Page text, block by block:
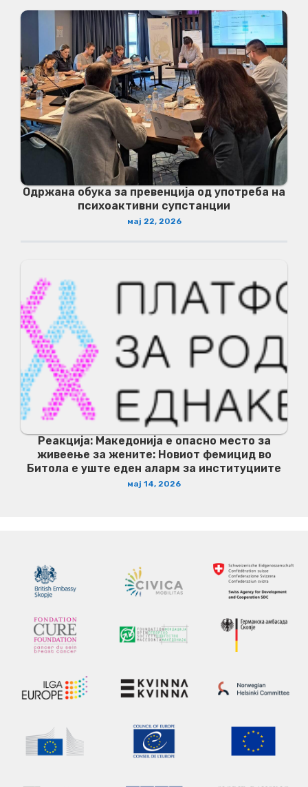
Одржана обука за превенција од употреба на
психоактивни супстанции
мај 22, 2026
Реакција: Македонија е опасно место за
живеење за жените: Новиот фемицид во
Битола е уште еден аларм за институциите
мај 14, 2026